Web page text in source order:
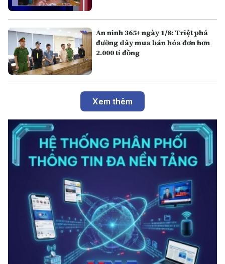
An ninh 365+ ngày 1/8: Triệt phá
đường dây mua bán hóa đơn hơn
2.000 tỉ đồng
Xem thêm